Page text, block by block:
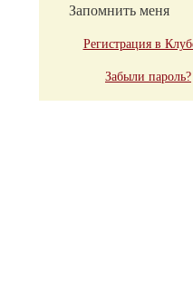
Запомнить меня
Регистрация в
Забыли пароль?